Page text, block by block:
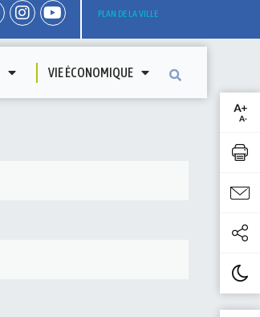
PLAN DE LA VILLE
VIE ÉCONOMIQUE